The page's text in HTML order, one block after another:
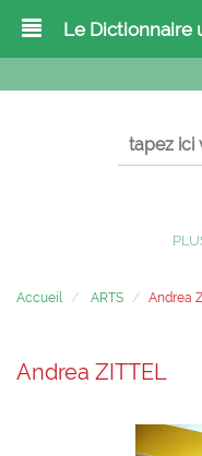
Le Dictionnaire
Accueil ARTS Andrea
Andrea ZITTEL